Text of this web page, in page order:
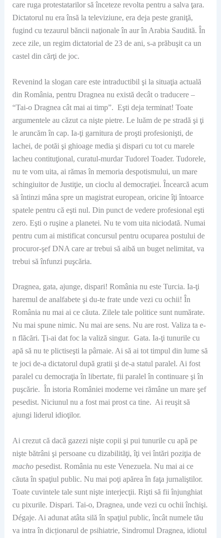
care ruga protestatarilor să înceteze revolta pentru a salva ţara.
Dictatorul nu era însă la televiziune, era deja peste graniţă,
fugind cu tezaurul băncii naţionale în aur în Arabia Saudită. În
zece zile, un regim dictatorial de 23 de ani, s-a prăbuşit ca un
castel din cărţi de joc.
Revenind la slogan care este intraductibil şi la situaţia actuală
din România, pentru Dragnea nu există decât o traducere –
“Tai-o Dragnea cât mai ai timp”. Eşti deja terminat! Toate
argumentele au căzut ca nişte pietre. Le luăm de pe stradă şi ţi
le aruncăm în cap. Ia-ţi garnitura de proşti profesionişti, de
lachei, de potăi şi ghioage media şi dispari cu tot cu marele
lacheu contituţional, curatul-murdar Tudorel Toader. Tudorele,
nu te vom uita, ai rămas în memoria despotismului, un mare
schingiuitor de Justiţie, un cioclu al democraţiei. Încearcă acum
să întinzi mâna spre un magistrat european, oricine îţi întoarce
spatele pentru că eşti nul. Din punct de vedere profesional eşti
zero. Eşti o ruşine a planetei. Nu te vom uita niciodată. Numai
pentru cum ai mistificat concursul pentru ocuparea postului de
procuror-şef DNA care ar trebui să aibă un buget nelimitat, va
trebui să înfunzi puşcăria.
Dragnea, gata, ajunge, dispari! România nu este Turcia. Ia-ţi
haremul de analfabete şi du-te frate unde vezi cu ochii! În
România nu mai ai ce căuta. Zilele tale politice sunt numărate.
Nu mai spune nimic. Nu mai are sens. Nu are rost. Valiza ta e-
n flăcări. Ţi-ai dat foc la valiză singur. Gata. Ia-ţi tunurile cu
apă să nu te plictiseşti la pârnaie. Ai să ai tot timpul din lume să
te joci de-a dictatorul după gratii şi de-a statul paralel. Ai fost
paralel cu democraţia în libertate, fii paralel în continuare şi în
puşcărie. În istoria României moderne vei rămâne un mare şef
pesedist. Niciunul nu a fost mai prost ca tine. Ai reuşit să
ajungi liderul idioţilor.
Ai crezut că dacă gazezi nişte copii şi pui tunurile cu apă pe
nişte bătrâni şi persoane cu dizabilităţi, îţi vei întări poziţia de
macho pesedist. România nu este Venezuela. Nu mai ai ce
căuta în spaţiul public. Nu mai poţi apărea în faţa jurnaliştilor.
Toate cuvintele tale sunt nişte interjecţii. Rişti să fii înjunghiat
cu pixurile. Dispari. Tai-o, Dragnea, unde vezi cu ochii închişi.
Dégaje. Ai adunat atâta silă în spaţiul public, încât numele tău
va intra în dicționarul de psihiatrie, Sindromul Dragnea, idiotul